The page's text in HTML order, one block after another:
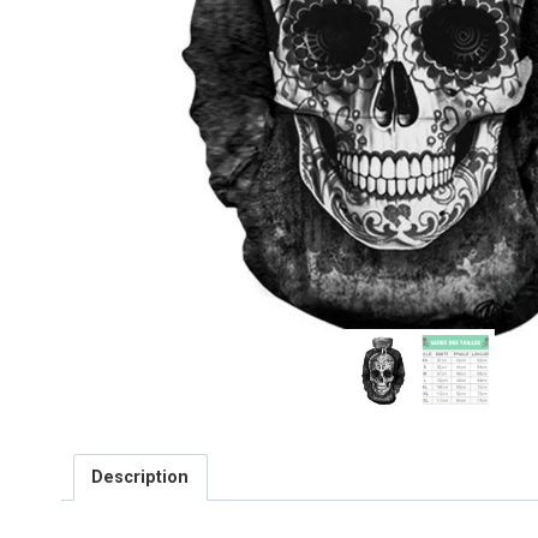
Description